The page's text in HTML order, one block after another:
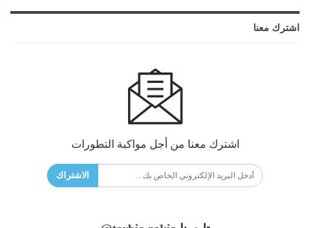
اشترك معنا
اشترك معنا من أجل مواكبة التطورات
الاشتراك